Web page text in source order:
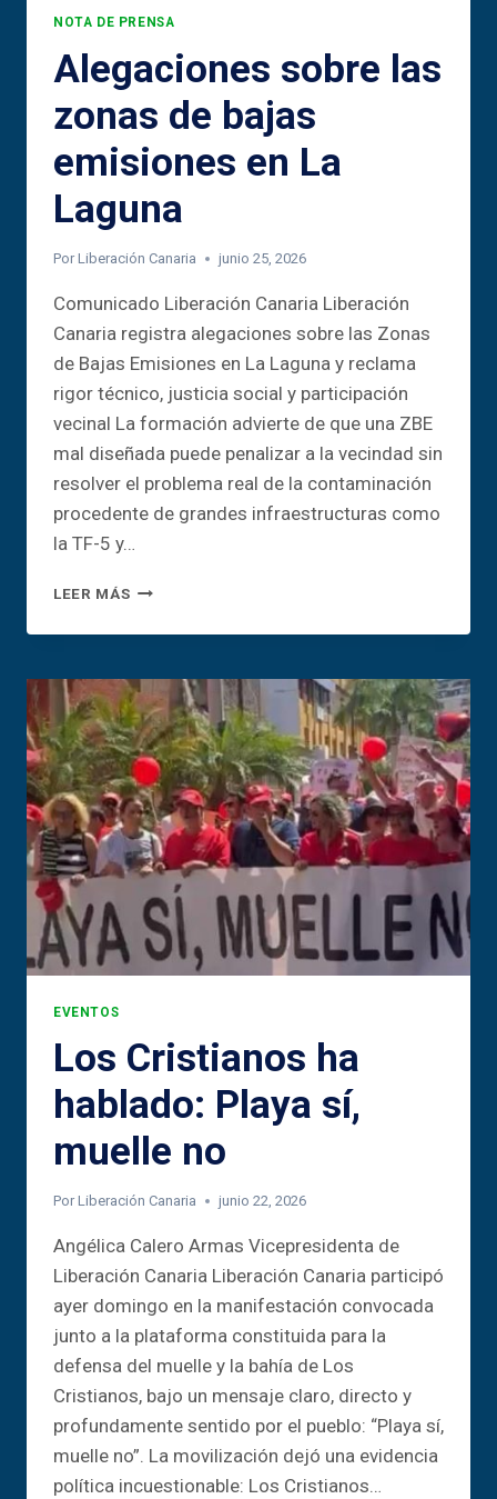
NOTA DE PRENSA
Alegaciones sobre las
zonas de bajas
emisiones en La
Laguna
Por Liberación Canaria junio 25, 2026
Comunicado Liberación Canaria Liberación
Canaria registra alegaciones sobre las Zonas
de Bajas Emisiones en La Laguna y reclama
rigor técnico, justicia social y participación
vecinal La formación advierte de que una ZBE
mal diseñada puede penalizar a la vecindad sin
resolver el problema real de la contaminación
procedente de grandes infraestructuras como
la TF-5 y…
LEER MÁSALEGACIONES
LAS
DE
BAJAS
EMISIONES
EN
LA
LAGUNA
EVENTOS
Los Cristianos ha
hablado: Playa sí,
muelle no
Por Liberación Canaria junio 22, 2026
Angélica Calero Armas Vicepresidenta de
Liberación Canaria Liberación Canaria participó
ayer domingo en la manifestación convocada
junto a la plataforma constituida para la
defensa del muelle y la bahía de Los
Cristianos, bajo un mensaje claro, directo y
profundamente sentido por el pueblo: “Playa sí,
muelle no”. La movilización dejó una evidencia
política incuestionable: Los Cristianos…